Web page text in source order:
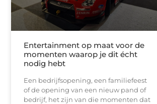
Entertainment op maat voor de
momenten waarop je dit écht
nodig hebt
Een bedrijfsopening, een familiefeest
of de opening van een nieuw pand of
bedrijf, het zijn van die momenten dat